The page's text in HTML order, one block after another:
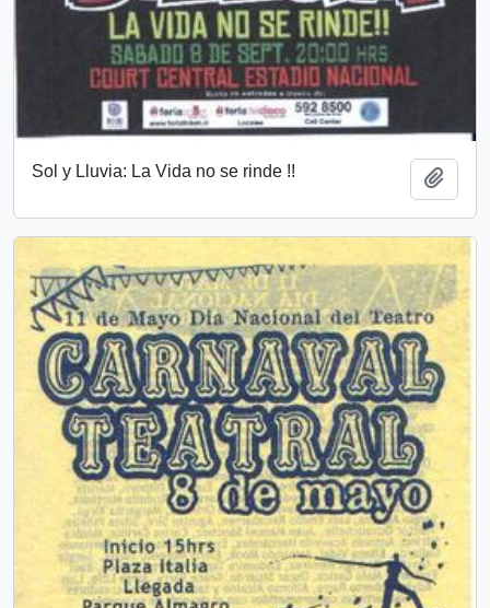
Sol y Lluvia: La Vida no se rinde !!